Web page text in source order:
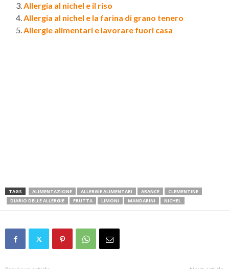
Allergia al nichel e il riso
Allergia al nichel e la farina di grano tenero
Allergie alimentari e lavorare fuori casa
TAGS ALIMENTAZIONE ALLERGIE ALIMENTARI ARANCE
CLEMENTINE
DIARIO DELLE ALLERGIE
FRUTTA LIMONI MANDARINI NICHEL